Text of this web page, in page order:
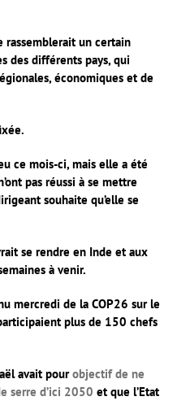
rassemblerait un certain
des différents pays, qui
économiques et de
ce mois-ci, mais elle a été
pas réussi à se mettre
souhaite qu’elle se
se rendre en Inde et aux
à venir.
mercredi de la COP26 sur le
plus de 150 chefs
avait pourobjectif de ne
serre d’ici 2050 et que l’Etat